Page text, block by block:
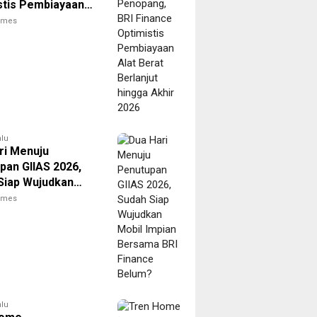
Pembiayaan
Berlanjut
Menuju
GIIAS 2026,
Wujudkan
Bersama